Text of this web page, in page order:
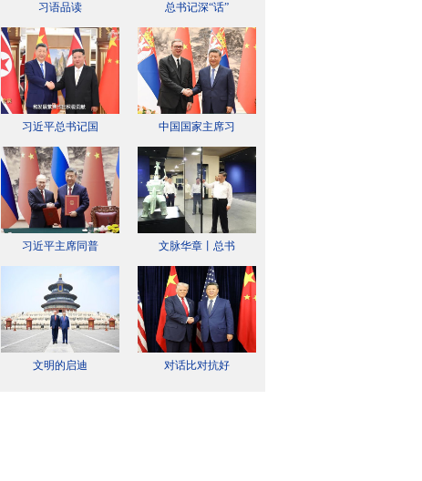
习语品读 总书记深“话”
习近平总书记国 中国国家主席习
习近平主席同普 文脉华章丨总书
文明的启迪 对话比对抗好